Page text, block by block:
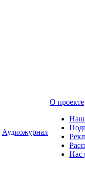
Аудиожурнал
О проекте
Нас